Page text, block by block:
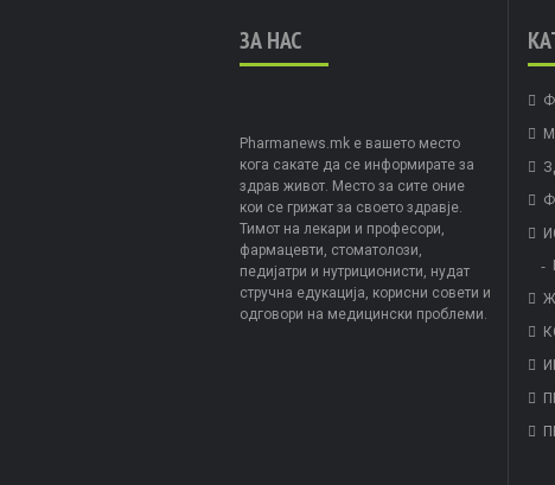
ЗА НАС
Pharmanews.mk е вашето место
кога сакате да се информирате за
здрав живот. Место за сите оние
кои се грижат за своето здравје.
Тимот на лекари и професори,
фармацевти, стоматолози,
педијатри и нутриционисти, нудат
стручна едукација, корисни совети и
одговори на медицински проблеми.